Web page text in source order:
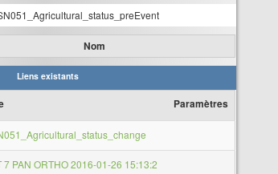
Nom
Liens existants
Paramètres
7 PAN ORTHO 2016-01-26 15:13:2